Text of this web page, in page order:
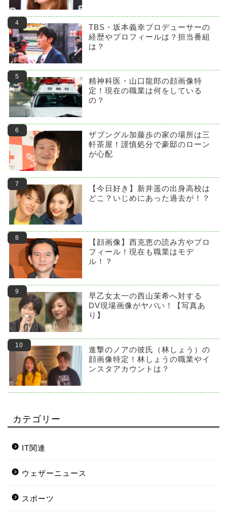
TBS・坂本義幸プロデューサーの
経歴やプロフィールは？担当番組
は？
精神科医・山口龍郎の顔画像特
定！現在の職業は何をしている
の？
ザブングル加藤歩の家の場所は三
軒茶屋！謹慎処分で豪邸のローン
が心配
【今日好き】新井遥の出身高校は
どこ？いじめにあった過去が！？
【顔画像】西克恵の読み方やプロ
フィール！現在も職業はモデ
ル！？
早乙女太一の西山茉希へ対する
DV現場画像がヤバい！【写真あ
り】
進撃のノアの彼氏（林しょう）の
顔画像特定！林しょうの職業やイ
ンスタアカウントは？
カテゴリー
IT関連
ウェザーニュース
スポーツ